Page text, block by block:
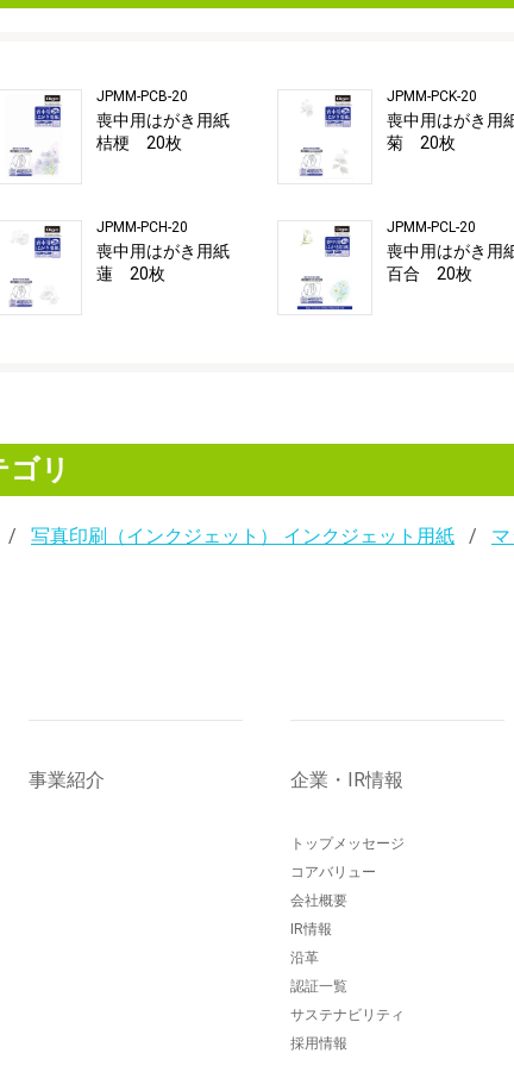
JPMM-PCB-20
喪中用はがき用紙
桔梗 20枚
JPMM-PCH-20
喪中用はがき用紙
蓮 20枚
JPMM-PCK-20
喪中用はがき用
菊 20枚
JPMM-PCL-20
喪中用はがき用
百合 20枚
リ
写真印刷（インクジェット） インクジェット用紙
事業紹介 企業・IR情報
トップメッセージ
コアバリュー
会社概要
IR情報
沿革
認証一覧
サステナビリティ
採用情報